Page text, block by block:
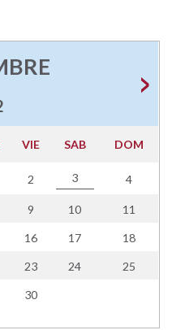
VIE SAB DOM
2 3 4
9 10 11
16 17 18
23 24 25
30